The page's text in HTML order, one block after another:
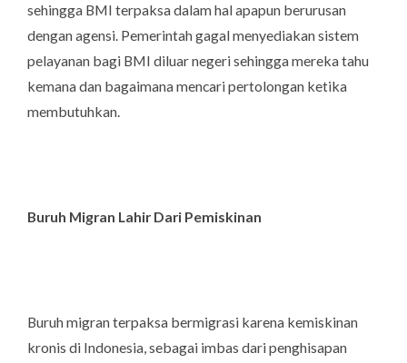
sehingga BMI terpaksa dalam hal apapun berurusan
dengan agensi. Pemerintah gagal menyediakan sistem
pelayanan bagi BMI diluar negeri sehingga mereka tahu
kemana dan bagaimana mencari pertolongan ketika
membutuhkan.
Buruh Migran Lahir Dari Pemiskinan
Buruh migran terpaksa bermigrasi karena kemiskinan
kronis di Indonesia, sebagai imbas dari penghisapan